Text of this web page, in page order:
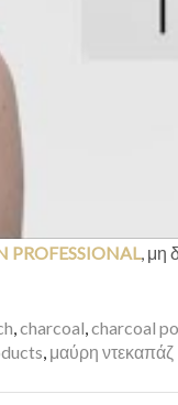
PROFESSIONAL, μη
,charcoal,charcoal
, μαύρη ντεκαπάζ